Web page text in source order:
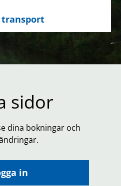
transport
sidor
dina bokningar och
in